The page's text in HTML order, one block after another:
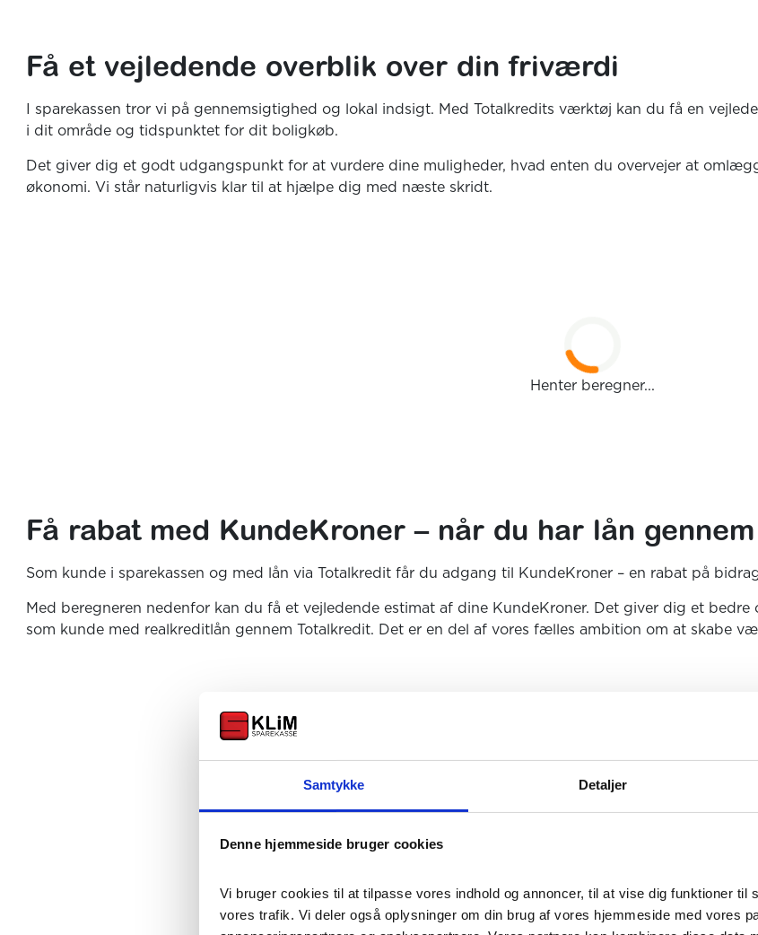
Samtykke Detaljer
Denne hjemmeside bruger cookies
Vi bruger cookies til at tilpasse vores indhold og annoncer, til at vise dig funktioner til
vores trafik. Vi deler også oplysninger om din brug af vores hjemmeside med vores
Få et vejledende overblik over din friværdi
I sparekassen tror vi på gennemsigtighed og lokal indsigt. Med Totalkredits værktøj kan du få en
i dit område og tidspunktet for dit boligkøb.
Det giver dig et godt udgangspunkt for at vurdere dine muligheder, hvad enten du overvejer at
økonomi. Vi står naturligvis klar til at hjælpe dig med næste skridt.
Henter beregner...
Få rabat med KundeKroner – når du har lån
Som kunde i sparekassen og med lån via Totalkredit får du adgang til KundeKroner – en rabat på
Med beregneren nedenfor kan du få et vejledende estimat af dine KundeKroner. Det giver dig et
som kunde med realkreditlån gennem Totalkredit. Det er en del af vores fælles ambition om at skabe